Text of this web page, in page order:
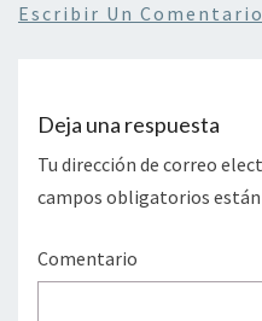
Escribir Un Comentario
Deja una respuesta
Tu dirección de correo
campos obligatorios están
Comentario